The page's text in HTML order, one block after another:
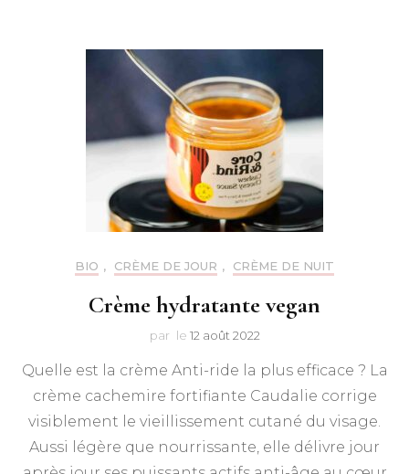
BIO , CRÈME DE JOUR , CRÈME DE NUIT
Crème hydratante vegan
par le 12 août 2022
Quelle est la crème Anti-ride la plus efficace ? La
crème cachemire fortifiante Caudalie corrige
visiblement le vieillissement cutané du visage.
Aussi légère que nourrissante, elle délivre jour